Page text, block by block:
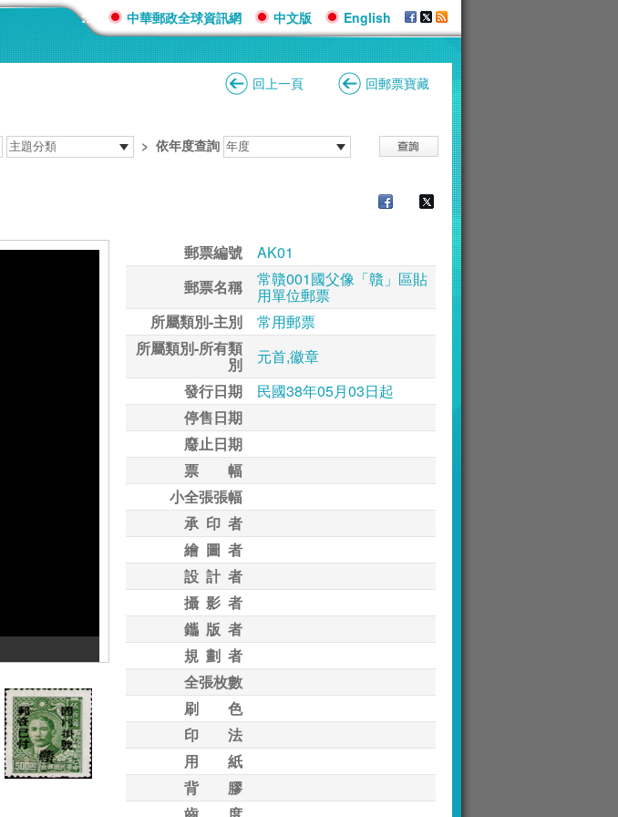
::: 中華郵政全球資訊網 中文版 English
回上一頁 回郵票寶藏
> 依年度查詢
郵票編號
AK01
郵票名稱
常贛001國父像「贛」區貼
用單位郵票
所屬類別-主別
常用郵票
所屬類別-所有類
別
元首,徽章
發行日期
民國38年05月03日起
停售日期
廢止日期
票 幅
小全張張幅
承 印 者
繪 圖 者
設 計 者
攝 影 者
鑴 版 者
規 劃 者
全張枚數
刷 色
印 法
用 紙
背 膠